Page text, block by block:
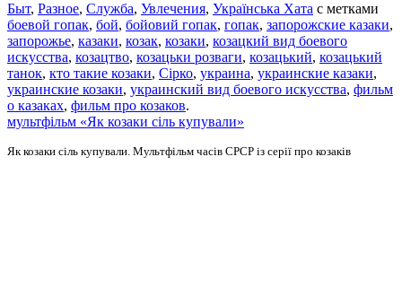
Быт, Разное, Служба, Увлечения, Українська Хата с метками
боевой гопак, бой, бойовий гопак, гопак, запорожские казаки,
запорожье, казаки, козак, козаки, козацкий вид боевого
искусства, козацтво, козацьки розваги, козацький, козацький
танок, кто такие козаки, Сірко, украина, украинские казаки,
украинские козаки, украинский вид боевого искусства, фильм
о казаках, фильм про козаков.
мультфільм «Як козаки сіль купували»
Як козаки сіль купували. Мультфільм часів СРСР із серії про козаків